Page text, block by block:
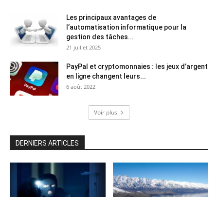
Les principaux avantages de
l’automatisation informatique pour la
gestion des tâches...
21 juillet 2025
PayPal et cryptomonnaies : les jeux d’argent
en ligne changent leurs...
6 août 2022
Voir plus
DERNIERS ARTICLES